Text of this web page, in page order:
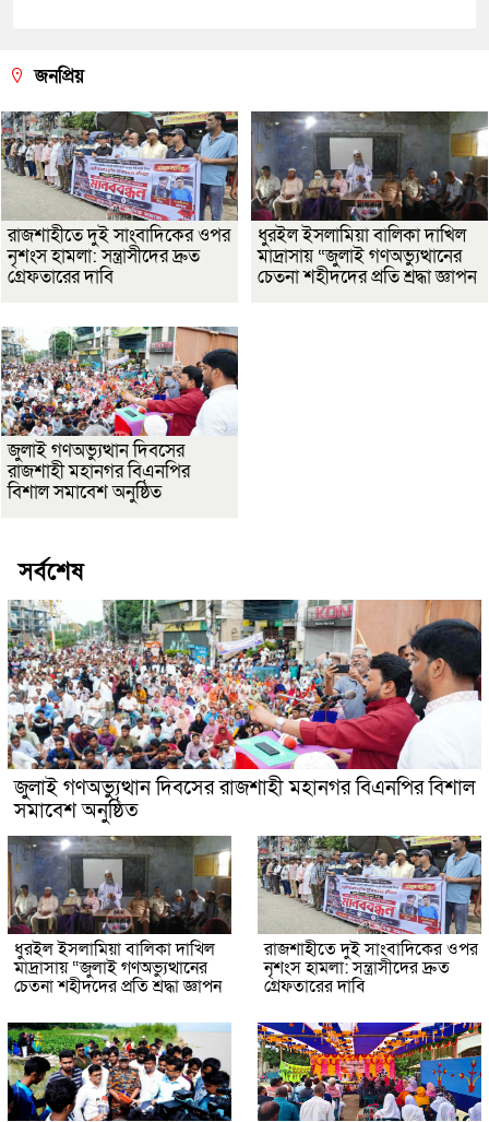
জনপ্রিয়
রাজশাহীতে দুই সাংবাদিকের ওপর
নৃশংস হামলা: সন্ত্রাসীদের দ্রুত
গ্রেফতারের দাবি
ধুরইল ইসলামিয়া বালিকা দাখিল
মাদ্রাসায় “জুলাই গণঅভ্যুত্থানের
চেতনা শহীদদের প্রতি শ্রদ্ধা জ্ঞাপন
জুলাই গণঅভ্যুত্থান দিবসের
রাজশাহী মহানগর বিএনপির
বিশাল সমাবেশ অনুষ্ঠিত
সর্বশেষ
জুলাই গণঅভ্যুত্থান দিবসের রাজশাহী মহানগর বিএনপির বিশাল
সমাবেশ অনুষ্ঠিত
ধুরইল ইসলামিয়া বালিকা দাখিল
মাদ্রাসায় “জুলাই গণঅভ্যুত্থানের
চেতনা শহীদদের প্রতি শ্রদ্ধা জ্ঞাপন
রাজশাহীতে দুই সাংবাদিকের ওপর
নৃশংস হামলা: সন্ত্রাসীদের দ্রুত
গ্রেফতারের দাবি